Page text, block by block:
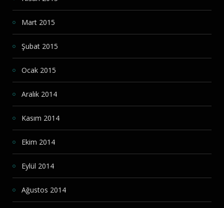
Mart 2015
Şubat 2015
Ocak 2015
Aralık 2014
Kasım 2014
Ekim 2014
Eylül 2014
Ağustos 2014